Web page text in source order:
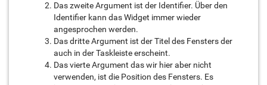
Das zweite Argument ist der Identifier. Über den
Identifier kann das Widget immer wieder
angesprochen werden.
Das dritte Argument ist der Titel des Fensters der
auch in der Taskleiste erscheint.
Das vierte Argument das wir hier aber nicht
verwenden, ist die Position des Fensters. Es